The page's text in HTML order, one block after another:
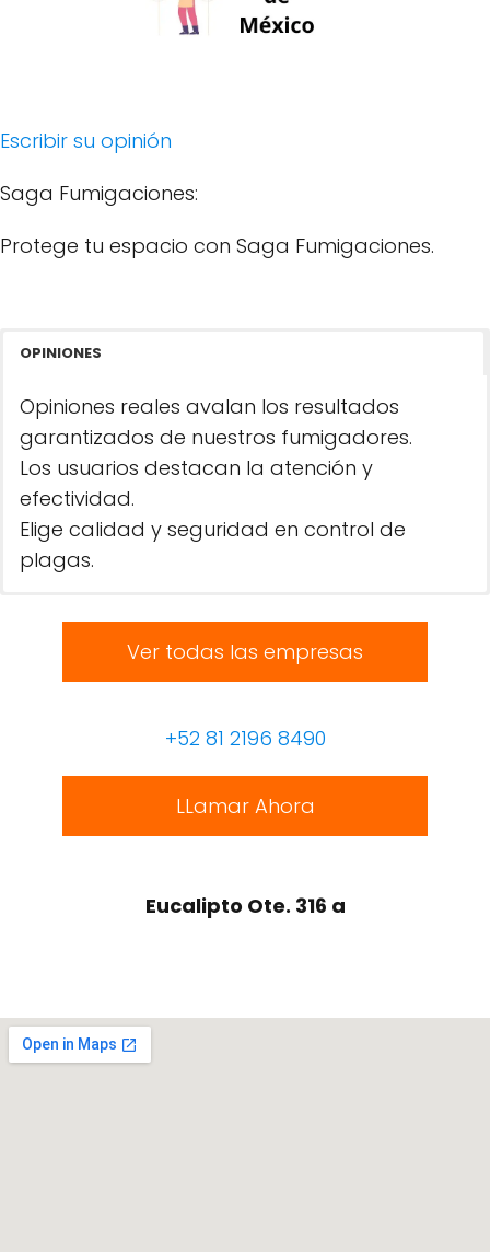
Escribir su opinión
Saga Fumigaciones:
Protege tu espacio con Saga Fumigaciones.
OPINIONES
Opiniones reales avalan los resultados
garantizados de nuestros fumigadores.
Los usuarios destacan la atención y
efectividad.
Elige calidad y seguridad en control de
plagas.
Ver todas las empresas
+52 81 2196 8490
LLamar Ahora
Eucalipto Ote. 316 a